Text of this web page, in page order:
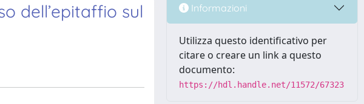
dell’epitaffio sul
Informazioni
Utilizza questo identificativo per
citare o creare un link a questo
documento:
https://hdl.handle.net/11572/67323